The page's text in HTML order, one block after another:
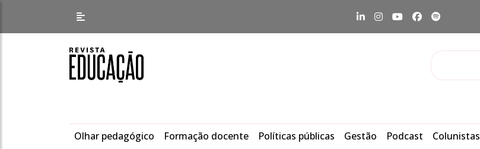
Olhar pedagógico Formação docente Políticas públicas Gestão Podcast Colunistas